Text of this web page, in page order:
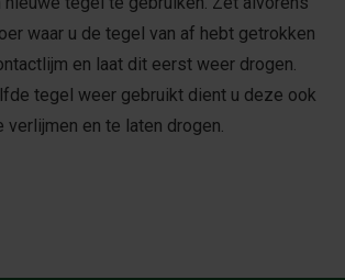
waar u de tegel van af hebt getrokken
en laat dit eerst weer drogen.
tegel weer gebruikt dient u deze ook
verlijmen en te laten drogen.